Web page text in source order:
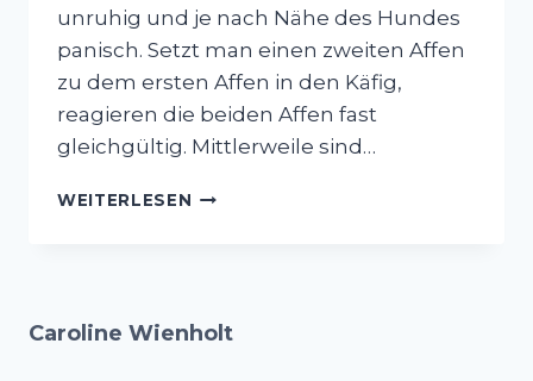
unruhig und je nach Nähe des Hundes
panisch. Setzt man einen zweiten Affen
zu dem ersten Affen in den Käfig,
reagieren die beiden Affen fast
gleichgültig. Mittlerweile sind…
WEITERLESEN SIE
AUS
Caroline Wienholt